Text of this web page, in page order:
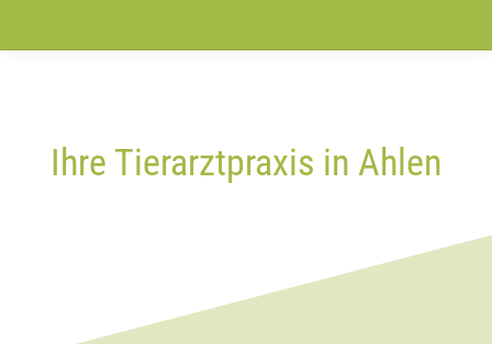
Ihre Tierarztpraxis in Ahlen